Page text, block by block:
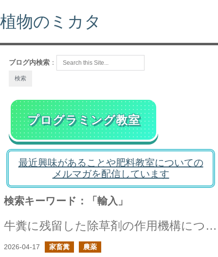
植物のミカタ
ブログ内検索 ：
プログラミング教室
最近興味があることや肥料教室についての
メルマガを配信しています
検索キーワード：「輸入」
牛糞に残留した除草剤の作用機構について
2026-04-17 家畜糞 農薬